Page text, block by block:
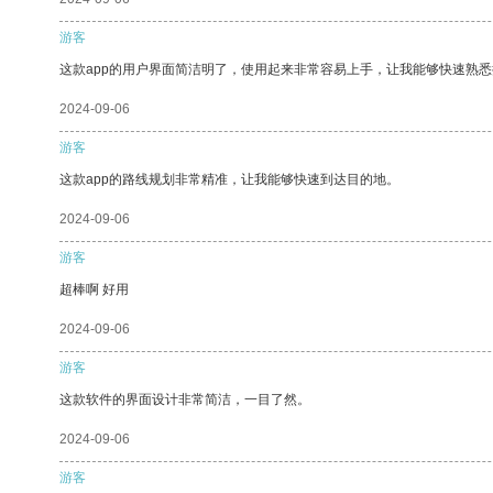
游客
这款app的用户界面简洁明了，使用起来非常容易上手，让我能够快速熟
2024-09-06
游客
这款app的路线规划非常精准，让我能够快速到达目的地。
2024-09-06
游客
超棒啊 好用
2024-09-06
游客
这款软件的界面设计非常简洁，一目了然。
2024-09-06
游客